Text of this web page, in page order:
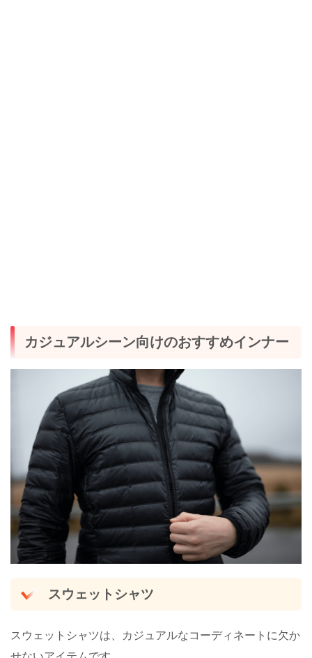
カジュアルシーン向けのおすすめインナー
スウェットシャツ
スウェットシャツは、カジュアルなコーディネートに欠か